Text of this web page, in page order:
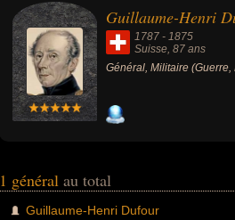
Guillaume-Henri
1787 - 1875
Suisse, 87 ans
Général, Militaire (Guerre,
1 général au total
Guillaume-Henri Dufour